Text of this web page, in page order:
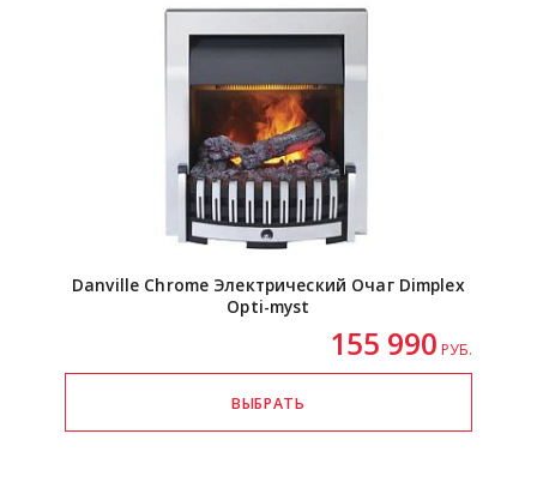
Danville Chrome Электрический Очаг Dimplex
Opti-myst
155 990 РУБ.